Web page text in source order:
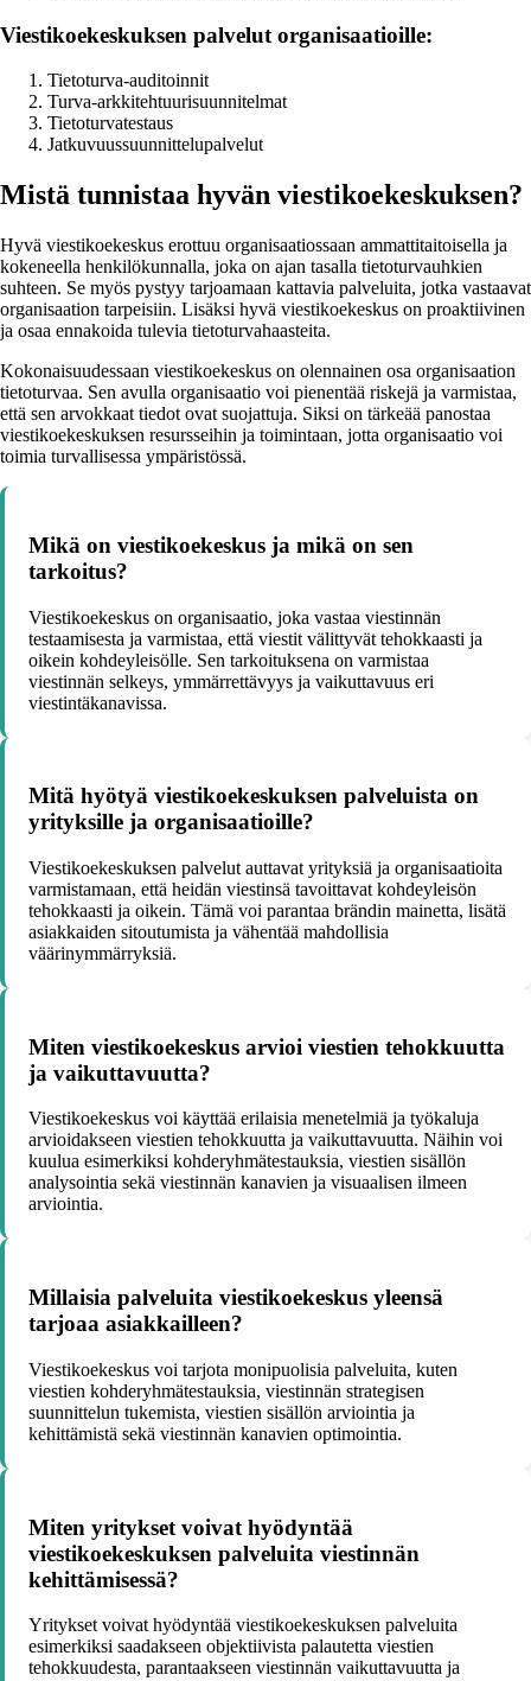
Viestikoekeskuksen palvelut organisaatioille:
Tietoturva-auditoinnit
Turva-arkkitehtuurisuunnitelmat
Tietoturvatestaus
Jatkuvuussuunnittelupalvelut
Mistä tunnistaa hyvän viestikoekeskuksen?
Hyvä viestikoekeskus erottuu organisaatiossaan ammattitaitoisella ja
kokeneella henkilökunnalla, joka on ajan tasalla tietoturvauhkien
suhteen. Se myös pystyy tarjoamaan kattavia palveluita, jotka vastaavat
organisaation tarpeisiin. Lisäksi hyvä viestikoekeskus on proaktiivinen
ja osaa ennakoida tulevia tietoturvahaasteita.
Kokonaisuudessaan viestikoekeskus on olennainen osa organisaation
tietoturvaa. Sen avulla organisaatio voi pienentää riskejä ja varmistaa,
että sen arvokkaat tiedot ovat suojattuja. Siksi on tärkeää panostaa
viestikoekeskuksen resursseihin ja toimintaan, jotta organisaatio voi
toimia turvallisessa ympäristössä.
Mikä on viestikoekeskus ja mikä on sen
tarkoitus?
Viestikoekeskus on organisaatio, joka vastaa viestinnän
testaamisesta ja varmistaa, että viestit välittyvät tehokkaasti ja
oikein kohdeyleisölle. Sen tarkoituksena on varmistaa
viestinnän selkeys, ymmärrettävyys ja vaikuttavuus eri
viestintäkanavissa.
Mitä hyötyä viestikoekeskuksen palveluista on
yrityksille ja organisaatioille?
Viestikoekeskuksen palvelut auttavat yrityksiä ja organisaatioita
varmistamaan, että heidän viestinsä tavoittavat kohdeyleisön
tehokkaasti ja oikein. Tämä voi parantaa brändin mainetta, lisätä
asiakkaiden sitoutumista ja vähentää mahdollisia
väärinymmärryksiä.
Miten viestikoekeskus arvioi viestien tehokkuutta
ja vaikuttavuutta?
Viestikoekeskus voi käyttää erilaisia menetelmiä ja työkaluja
arvioidakseen viestien tehokkuutta ja vaikuttavuutta. Näihin voi
kuulua esimerkiksi kohderyhmätestauksia, viestien sisällön
analysointia sekä viestinnän kanavien ja visuaalisen ilmeen
arviointia.
Millaisia palveluita viestikoekeskus yleensä
tarjoaa asiakkailleen?
Viestikoekeskus voi tarjota monipuolisia palveluita, kuten
viestien kohderyhmätestauksia, viestinnän strategisen
suunnittelun tukemista, viestien sisällön arviointia ja
kehittämistä sekä viestinnän kanavien optimointia.
Miten yritykset voivat hyödyntää
viestikoekeskuksen palveluita viestinnän
kehittämisessä?
Yritykset voivat hyödyntää viestikoekeskuksen palveluita
esimerkiksi saadakseen objektiivista palautetta viestien
tehokkuudesta, parantaakseen viestinnän vaikuttavuutta ja